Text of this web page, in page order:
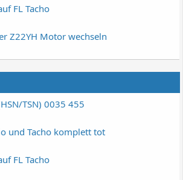
FL Tacho
Z22YH Motor wechseln
TSN) 0035 455
und Tacho komplett tot
FL Tacho